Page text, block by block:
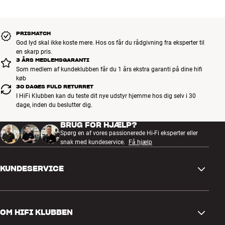
PRISMATCH
God lyd skal ikke koste mere. Hos os får du rådgivning fra eksperter til
en skarp pris.
3 ÅRS MEDLEMSGARANTI
Som medlem af kundeklubben får du 1 års ekstra garanti på dine hifi
køb
30 DAGES FULD RETURRET
I HiFi Klubben kan du teste dit nye udstyr hjemme hos dig selv i 30
dage, inden du beslutter dig.
BRUG FOR HJÆLP?
Spørg en af vores passionerede Hi-Fi eksperter eller
snak med kundeservice.
Få hjælp
KUNDESERVICE
OM HIFI KLUBBEN